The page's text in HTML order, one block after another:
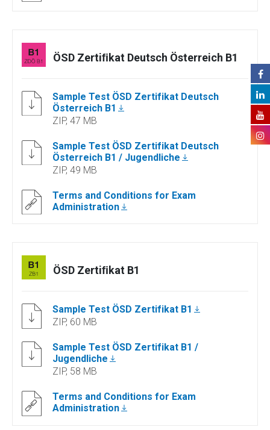
ÖSD Zertiﬁkat Deutsch Österreich B1
Sample Test ÖSD Zertifikat Deutsch
Österreich B1
ZIP, 47 MB
Sample Test ÖSD Zertifikat Deutsch
Österreich B1 / Jugendliche
ZIP, 49 MB
Terms and Conditions for Exam
Administration
ÖSD Zertiﬁkat B1
Sample Test ÖSD Zertifikat B1
ZIP, 60 MB
Sample Test ÖSD Zertifikat B1 /
Jugendliche
ZIP, 58 MB
Terms and Conditions for Exam
Administration